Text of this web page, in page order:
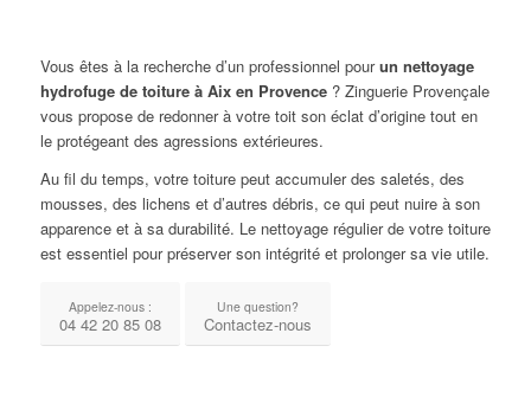
Vous êtes à la recherche d’un professionnel pourun nettoyage
hydrofuge de toiture à Aix en Provence? Zinguerie Provençale
vous propose de redonner à votre toit son éclat d’origine tout en
le protégeant des agressions extérieures.
Au fil du temps, votre toiture peut accumuler des saletés, des
mousses, des lichens et d’autres débris, ce qui peut nuire à son
apparence et à sa durabilité. Le nettoyage régulier de votre toiture
est essentiel pour préserver son intégrité et prolonger sa vie utile.
Appelez-nous :
04 42 20 85 08
Une question?
Contactez-nous